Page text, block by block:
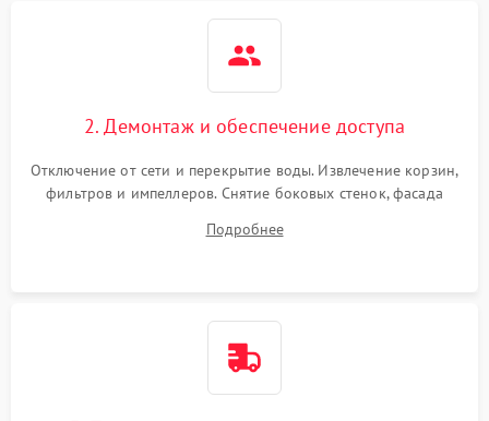
2. Демонтаж и обеспечение доступа
Отключение от сети и перекрытие воды. Извлечение корзин,
фильтров и импеллеров. Снятие боковых стенок, фасада
циркуляционному насосу, ТЭНу и сливной помпе.
Подробнее